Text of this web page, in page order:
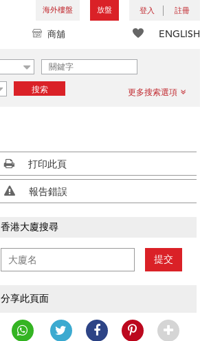
海外樓盤 放盤 登入 註冊
ENGLISH
商舖
搜索 更多搜索選項
打印此頁
報告錯誤
香港大廈搜尋
提交
分享此頁面